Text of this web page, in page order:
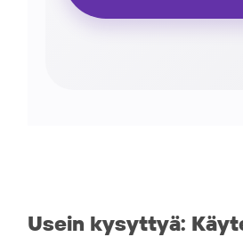
Usein kysyttyä: